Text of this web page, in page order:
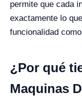
permite que cada
exactamente lo
funcionalidad
¿Por qué
Maquinas